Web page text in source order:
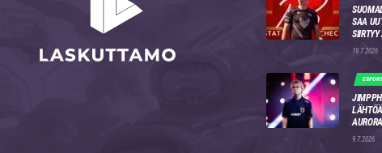
SAA
19.7.2026
9.7.2026